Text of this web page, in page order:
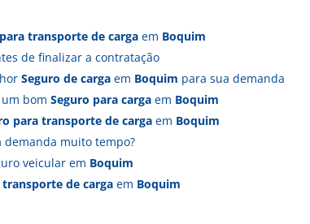
transporte de cargaem Boquim
de finalizar a contratação
Seguro de cargaem Boquim para sua demanda
bom Seguro para cargaem Boquim
para transporte de cargaem Boquim
demanda muito tempo?
veicular em Boquim
transporte de cargaem Boquim